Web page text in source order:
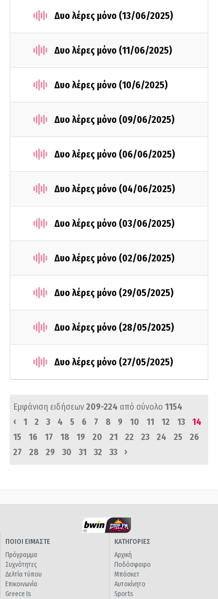
Δυο λέρες μόνο (13/06/2025)
Δυο λέρες μόνο (11/06/2025)
Δυο λέρες μόνο (10/6/2025)
Δυο λέρες μόνο (09/06/2025)
Δυο λέρες μόνο (06/06/2025)
Δυο λέρες μόνο (04/06/2025)
Δυο λέρες μόνο (03/06/2025)
Δυο λέρες μόνο (02/06/2025)
Δυο λέρες μόνο (29/05/2025)
Δυο λέρες μόνο (28/05/2025)
Δυο λέρες μόνο (27/05/2025)
Εμφάνιση ειδήσεων209-224 από σύνολο 1154
‹
1 2 3 4 5 6 7 8 9 10 11 12 13
14
15
16 17 18 19 20 21 22 23 24 25
26
27
28 29 30 31 32 33 ›
ΠΟΙΟΙ ΕΙΜΑΣΤΕ
Πρόγραμμα
Συχνότητες
Δελτία τύπου
Επικοινωνία
Greece Is
ΚΑΤΗΓΟΡΙΕΣ
Αρχική
Ποδόσφαιρο
Μπάσκετ
Αυτοκίνητο
Sports